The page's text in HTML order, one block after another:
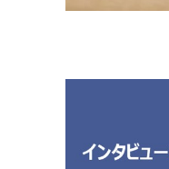
市場調査